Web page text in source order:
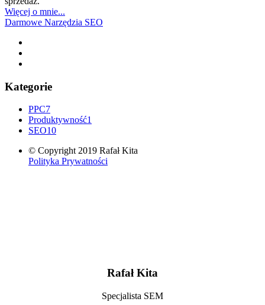
Więcej o mnie...
Darmowe Narzędzia SEO
Kategorie
PPC7
Produktywność1
SEO10
© Copyright 2019 Rafał Kita
Polityka Prywatności
Rafał Kita
Specjalista SEM